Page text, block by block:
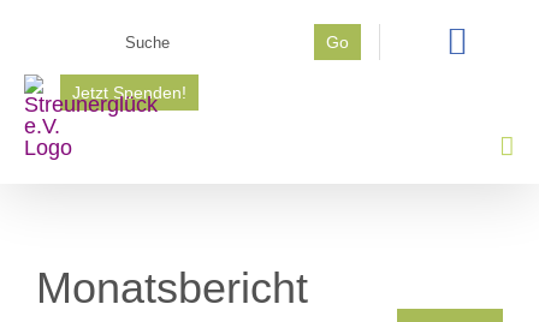
springen
Go
Jetzt Spenden!
Monatsbericht